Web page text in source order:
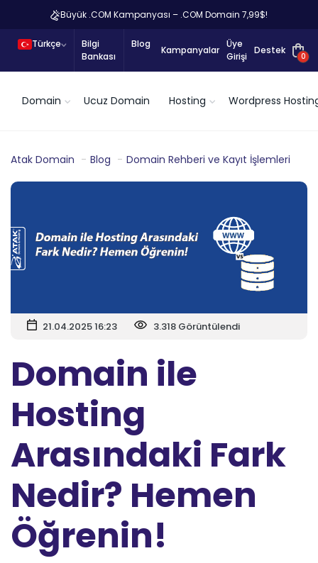
Büyük .COM Kampanyası – .COM Domain 7,99$!
Türkçe
Bilgi
Bankası
Blog
Kampanyalar
Üye
Girişi
Destek
0
Domain Ucuz Domain Hosting Wordpress
Atak Domain Blog Domain Rehberi ve Kayıt İşlemleri
21.04.2025 16:23 3.318 Görüntülendi
Domain ile
Hosting
Arasındaki Fark
Nedir? Hemen
Öğrenin!